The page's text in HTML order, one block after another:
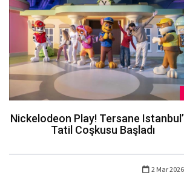
Nickelodeon Play! Tersane
Tatil Coşkusu Başladı
2 Mar 2026